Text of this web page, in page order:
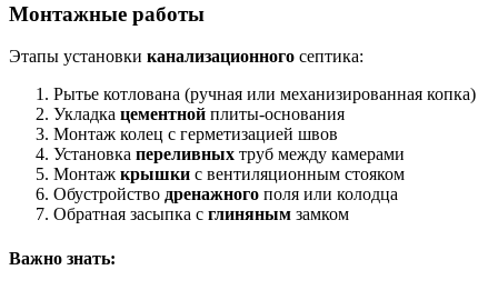
Монтажные работы
Этапы установки канализационного септика:
Рытье котлована (ручная или механизированная копка)
Укладка цементной плиты-основания
Монтаж колец с герметизацией швов
Установка переливных труб между камерами
Монтаж крышки с вентиляционным стояком
Обустройство дренажного поля или колодца
Обратная засыпка с глиняным замком
Важно знать: